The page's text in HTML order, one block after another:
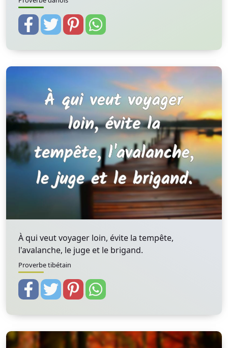
À qui veut voyager loin, évite la tempête,
l'avalanche, le juge et le brigand.
Proverbe tibétain